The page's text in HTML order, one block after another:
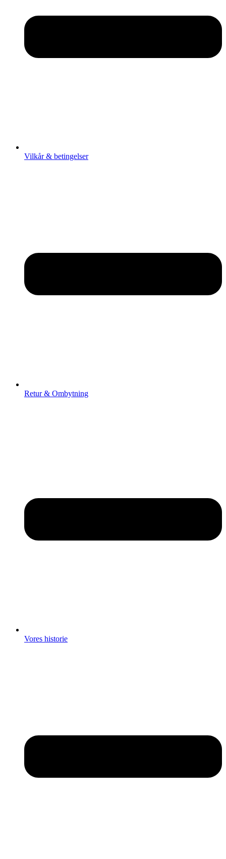
Vilkår & betingelser
Retur & Ombytning
Vores historie